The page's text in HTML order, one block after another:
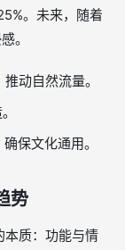
。未来，随着
。
动自然流量。
保文化通用。
势
本质：功能与情